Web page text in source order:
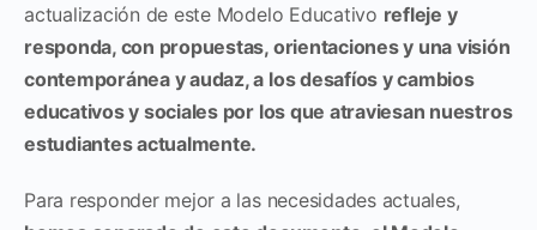
actualización de este Modelo Educativo refleje y
responda, con propuestas, orientaciones y una visión
contemporánea y audaz, a los desafíos y cambios
educativos y sociales por los que atraviesan nuestros
estudiantes actualmente.
Para responder mejor a las necesidades actuales,